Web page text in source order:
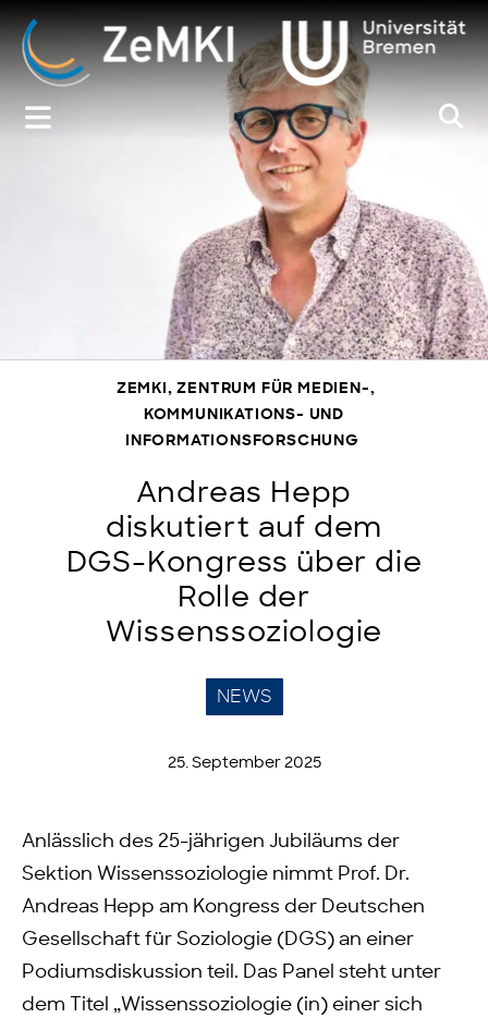
Zum
Inhalt
springen
ZEMKI, ZENTRUM FÜR MEDIEN-,
KOMMUNIKATIONS- UND
INFORMATIONSFORSCHUNG
Andreas Hepp
diskutiert auf dem
DGS-Kongress über die
Rolle der
Wissenssoziologie
NEWS
25. September 2025
Anlässlich des 25-jährigen Jubiläums der
Sektion Wissenssoziologie nimmt Prof. Dr.
Andreas Hepp am Kongress der Deutschen
Gesellschaft für Soziologie (DGS) an einer
Podiumsdiskussion teil. Das Panel steht unter
dem Titel „Wissenssoziologie (in) einer sich